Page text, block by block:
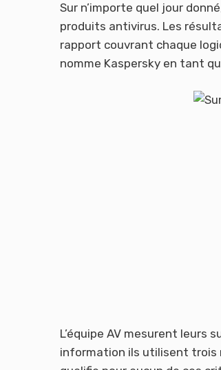
Sur n’importe quel jour
produits antivirus. Les
rapport couvrant chaque
nomme Kaspersky en tant
L’équipe AV mesurent leurs
information ils utilisent trois